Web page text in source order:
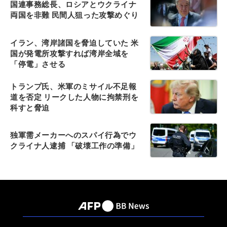
国連事務総長、ロシアとウクライナ
両国を非難 民間人狙った攻撃めぐり
イラン、湾岸諸国を脅迫していた 米
国が発電所攻撃すれば湾岸全域を
「停電」させる
トランプ氏、米軍のミサイル不足報
道を否定 リークした人物に拘禁刑を
科すと脅迫
独軍需メーカーへのスパイ行為でウ
クライナ人逮捕 「破壊工作の準備」